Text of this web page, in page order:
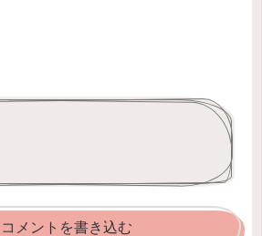
コメントを書き込む